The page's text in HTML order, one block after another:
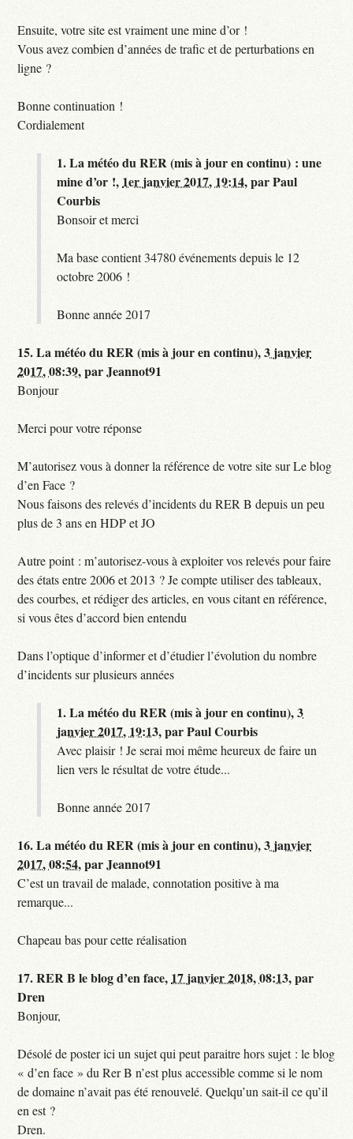
Ensuite, votre site est vraiment une mine d’or !
Vous avez combien d’années de trafic et de perturbations en
ligne ?
Bonne continuation !
Cordialement
1.La météo du RER (mis à jour en continu) : une
mine d’or !, 1er janvier 2017, 19:14,parPaul
Courbis
Bonsoir et merci
Ma base contient 34780 événements depuis le 12
octobre 2006 !
Bonne année 2017
15.La météo du RER (mis à jour en continu),3 janvier
2017, 08:39,parJeannot91
Bonjour
Merci pour votre réponse
M’autorisez vous à donner la référence de votre site sur Le blog
d’en Face ?
Nous faisons des relevés d’incidents du RER B depuis un peu
plus de 3 ans en HDP et JO
Autre point : m’autorisez-vous à exploiter vos relevés pour faire
des états entre 2006 et 2013 ? Je compte utiliser des tableaux,
des courbes, et rédiger des articles, en vous citant en référence,
si vous êtes d’accord bien entendu
Dans l’optique d’informer et d’étudier l’évolution du nombre
d’incidents sur plusieurs années
1.La météo du RER (mis à jour en continu),3
janvier 2017, 19:13,parPaul Courbis
Avec plaisir ! Je serai moi même heureux de faire un
lien vers le résultat de votre étude...
Bonne année 2017
16.La météo du RER (mis à jour en continu),3 janvier
2017, 08:54,parJeannot91
C’est un travail de malade, connotation positive à ma
remarque...
Chapeau bas pour cette réalisation
17.RER B le blog d’en face, 17 janvier 2018, 08:13,par
Dren
Bonjour,
Désolé de poster ici un sujet qui peut paraitre hors sujet : le blog
« d’en face » du Rer B n’est plus accessible comme si le nom
de domaine n’avait pas été renouvelé. Quelqu’un sait-il ce qu’il
en est ?
Dren.